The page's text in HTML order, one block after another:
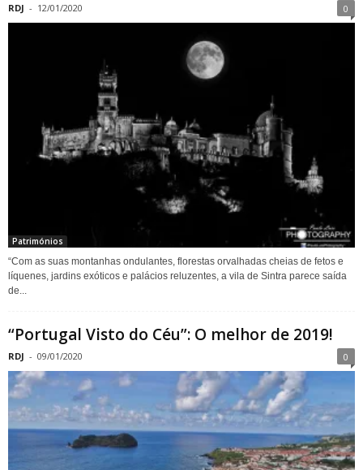
RDJ - 12/01/2020 0
Patrimónios
“Com as suas montanhas ondulantes, florestas orvalhadas cheias de fetos e
líquenes, jardins exóticos e palácios reluzentes, a vila de Sintra parece saída
de...
“Portugal Visto do Céu”: O melhor de 2019!
RDJ - 09/01/2020 0